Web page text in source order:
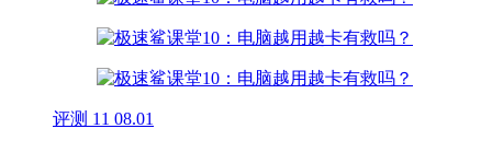
评测 11 08.01